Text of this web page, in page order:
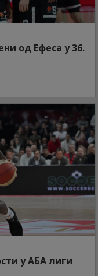
од Ефеса у 36.
у АБА лиги